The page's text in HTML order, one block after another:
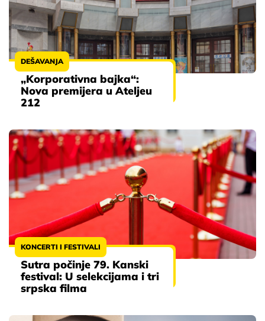
DEŠAVANJA
„Korporativna bajka“:
Nova premijera u Ateljeu
212
KONCERTI I FESTIVALI
Sutra počinje 79. Kanski
festival: U selekcijama i tri
srpska filma